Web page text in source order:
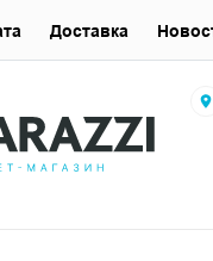
Доставка